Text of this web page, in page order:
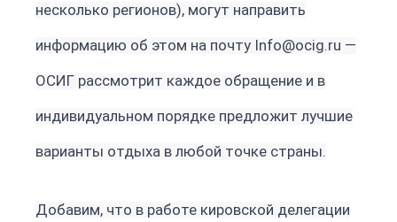
несколько регионов), могут направить
информацию об этом на почту Info@oсig.ru —
ОСИГ рассмотрит каждое обращение и в
индивидуальном порядке предложит лучшие
варианты отдыха в любой точке страны.
Добавим, что в работе кировской делегации